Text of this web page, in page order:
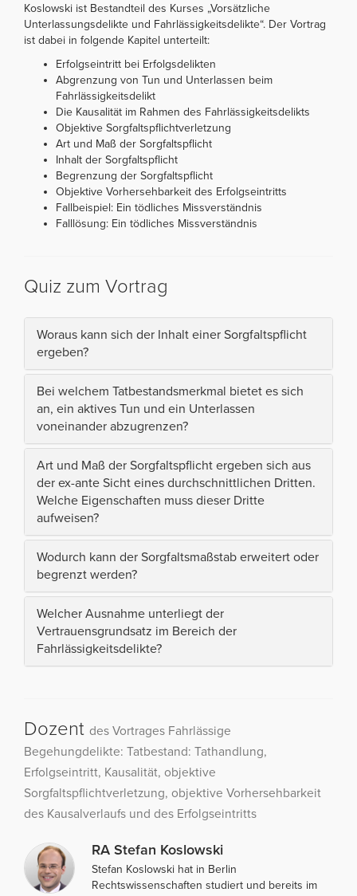
Koslowski ist Bestandteil des Kurses „Vorsätzliche
Unterlassungsdelikte und Fahrlässigkeitsdelikte“. Der Vortrag
ist dabei in folgende Kapitel unterteilt:
Erfolgseintritt bei Erfolgsdelikten
Abgrenzung von Tun und Unterlassen beim
Fahrlässigkeitsdelikt
Die Kausalität im Rahmen des Fahrlässigkeitsdelikts
Objektive Sorgfaltspflichtverletzung
Art und Maß der Sorgfaltspflicht
Inhalt der Sorgfaltspflicht
Begrenzung der Sorgfaltspflicht
Objektive Vorhersehbarkeit des Erfolgseintritts
Fallbeispiel: Ein tödliches Missverständnis
Falllösung: Ein tödliches Missverständnis
Quiz zum Vortrag
Woraus kann sich der Inhalt einer Sorgfaltspflicht
ergeben?
Bei welchem Tatbestandsmerkmal bietet es sich
an, ein aktives Tun und ein Unterlassen
voneinander abzugrenzen?
Art und Maß der Sorgfaltspflicht ergeben sich aus
der ex-ante Sicht eines durchschnittlichen Dritten.
Welche Eigenschaften muss dieser Dritte
aufweisen?
Wodurch kann der Sorgfaltsmaßstab erweitert oder
begrenzt werden?
Welcher Ausnahme unterliegt der
Vertrauensgrundsatz im Bereich der
Fahrlässigkeitsdelikte?
Dozent des Vortrages Fahrlässige
Begehungdelikte: Tatbestand: Tathandlung,
Erfolgseintritt, Kausalität, objektive
Sorgfaltspflichtverletzung, objektive Vorhersehbarkeit
des Kausalverlaufs und des Erfolgseintritts
RA Stefan Koslowski
Stefan Koslowski hat in Berlin
Rechtswissenschaften studiert und bereits im